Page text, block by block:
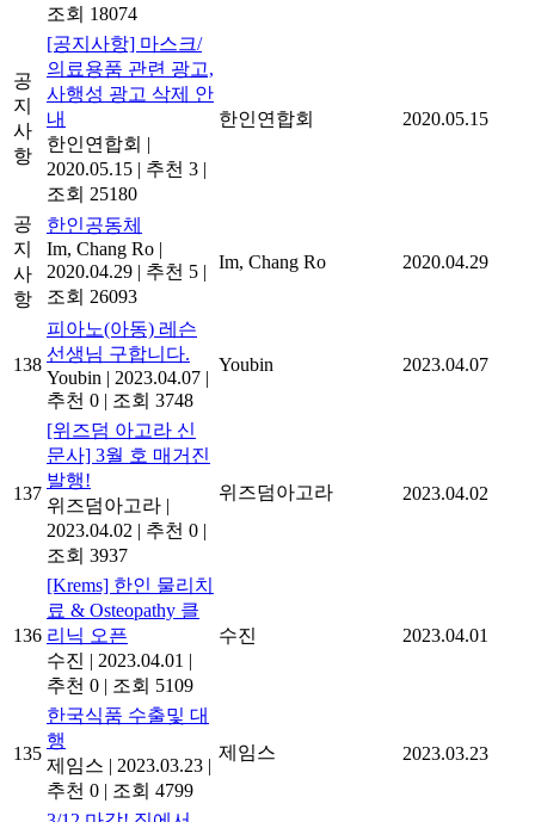
조회 18074
공
지
사
항
[공지사항] 마스크/
의료용품 관련 광고,
사행성 광고 삭제 안
내
한인연합회 |
2020.05.15 | 추천 3 |
조회 25180
한인연합회 2020.05.15
공
지
사
항
한인공동체
Im, Chang Ro |
2020.04.29 | 추천 5 |
조회 26093
Im, Chang Ro 2020.04.29
138
피아노(아동) 레슨
선생님 구합니다.
Youbin | 2023.04.07 |
추천 0 | 조회 3748
Youbin 2023.04.07
137
[위즈덤 아고라 신
문사] 3월 호 매거진
발행!
위즈덤아고라 |
2023.04.02 | 추천 0 |
조회 3937
위즈덤아고라 2023.04.02
136
[Krems] 한인 물리치
료 & Osteopathy 클
리닉 오픈
수진 | 2023.04.01 |
추천 0 | 조회 5109
수진 2023.04.01
135
한국식품 수출및 대
행
제임스 | 2023.03.23 |
추천 0 | 조회 4799
제임스 2023.03.23